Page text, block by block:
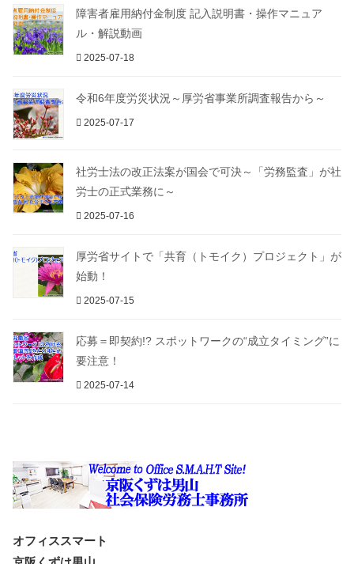
障害者雇用納付金制度 記入説明書・操作マニュア
ル・解説動画
2025-07-18
令和6年度労災状況～厚労省事業所調査報告から～
2025-07-17
社労士法の改正法案が国会で可決～「労務監査」が社
労士の正式業務に～
2025-07-16
厚労省サイトで「共育（トモイク）プロジェクト」が
始動！
2025-07-15
応募＝即契約!? スポットワークの“成立タイミング”に
要注意！
2025-07-14
オフィススマート